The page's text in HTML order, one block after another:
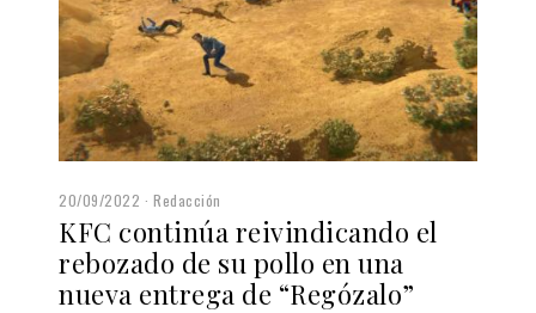
20/09/2022 Redacción
KFC continúa reivindicando el
rebozado de su pollo en una
nueva entrega de “Regózalo”